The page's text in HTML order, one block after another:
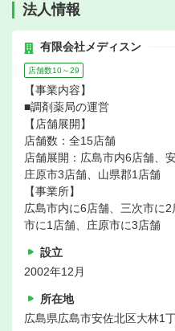
法人情報
有限会社メディスン
店舗数10～29
【事業内容】
■調剤薬局の運営
【店舗展開】
店舗数：全15店舗
店舗展開：広島市内6店舗、
庄原市3店舗、山県郡1店舗
【事業所】
広島市内に6店舗、三次市に
市に1店舗、庄原市に3店舗
設立
2002年12月
所在地
広島県広島市安佐北区大林1